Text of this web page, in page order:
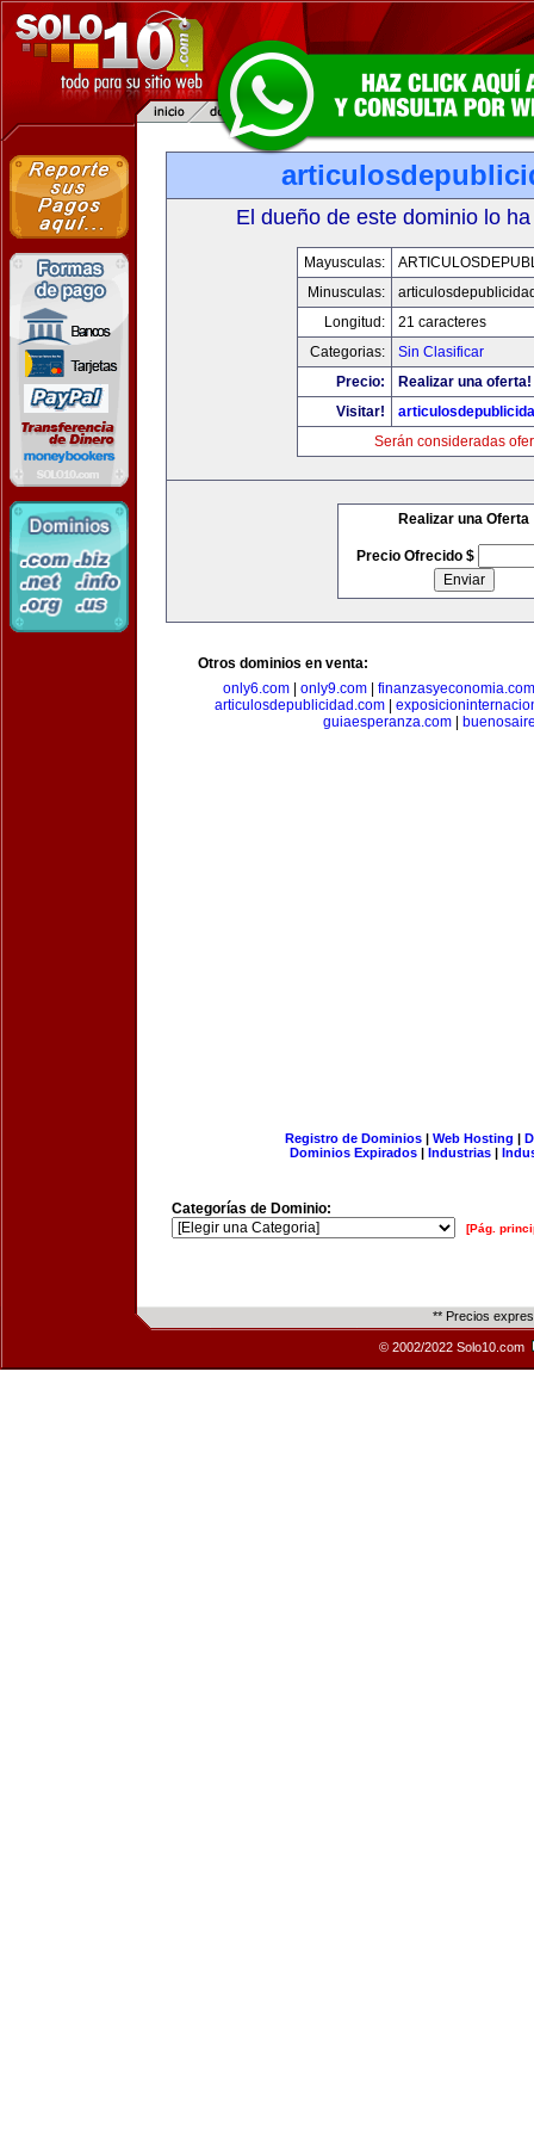
El dueño de este dominio lo
Mayusculas:
Minusculas:
Longitud:
21 caracteres
Categorias:
Sin Clasificar
Precio:
Realizar una oferta!
Visitar!
Serán consideradas
Realizar una Oferta
Precio Ofrecido $
Otros dominios en venta:
only6.com| only9.com| finanzasyeconomia.com
articulosdepublicidad.com|
guiaesperanza.com
Registro de Dominios| Web Hosting |
Dominios Expirados | Industrias |
Categorías de Dominio:
[Pág.
** Precios
© 2002/2022 Solo10.com